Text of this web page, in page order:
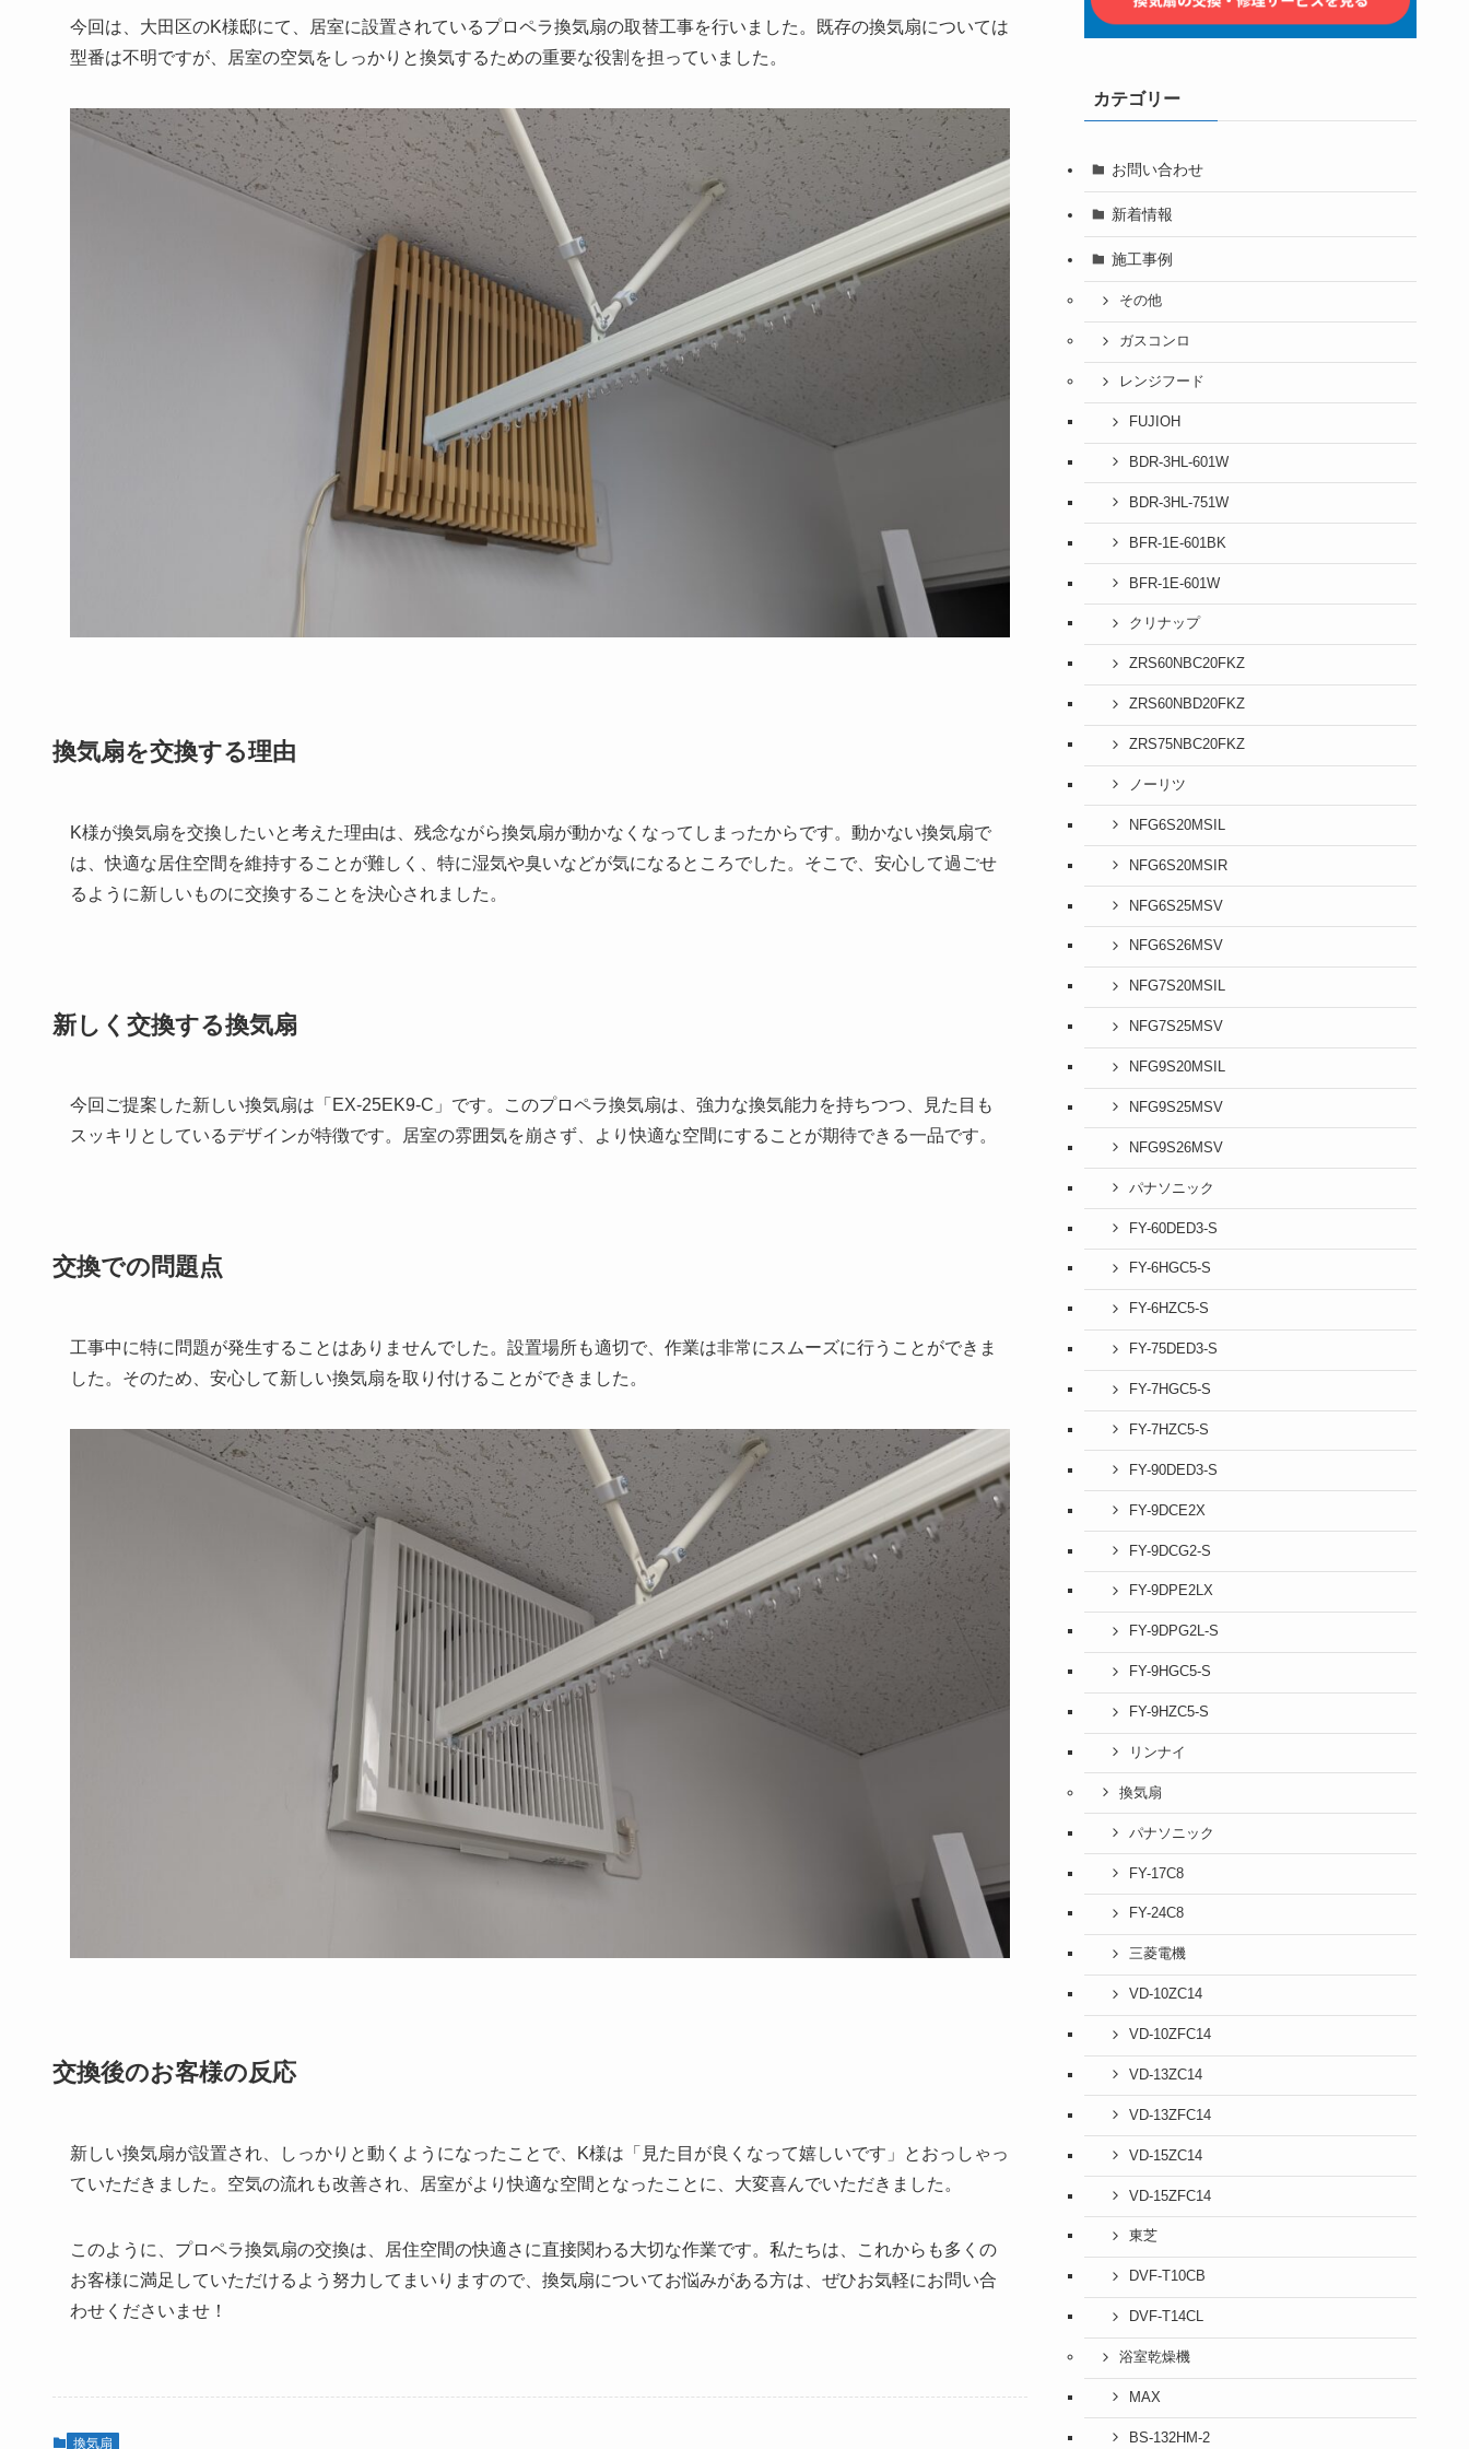
今回は、大田区のK様邸にて、居室に設置されているプロペラ換気扇の取替工事を行いました。既存の換気扇については
型番は不明ですが、居室の空気をしっかりと換気するための重要な役割を担っていました。
換気扇を交換する理由
K様が換気扇を交換したいと考えた理由は、残念ながら換気扇が動かなくなってしまったからです。動かない換気扇で
は、快適な居住空間を維持することが難しく、特に湿気や臭いなどが気になるところでした。そこで、安心して過ごせ
るように新しいものに交換することを決心されました。
新しく交換する換気扇
今回ご提案した新しい換気扇は「EX-25EK9-C」です。このプロペラ換気扇は、強力な換気能力を持ちつつ、見た目も
スッキリとしているデザインが特徴です。居室の雰囲気を崩さず、より快適な空間にすることが期待できる一品です。
交換での問題点
工事中に特に問題が発生することはありませんでした。設置場所も適切で、作業は非常にスムーズに行うことができま
した。そのため、安心して新しい換気扇を取り付けることができました。
交換後のお客様の反応
新しい換気扇が設置され、しっかりと動くようになったことで、K様は「見た目が良くなって嬉しいです」とおっしゃっ
ていただきました。空気の流れも改善され、居室がより快適な空間となったことに、大変喜んでいただきました。
このように、プロペラ換気扇の交換は、居住空間の快適さに直接関わる大切な作業です。私たちは、これからも多くの
お客様に満足していただけるよう努力してまいりますので、換気扇についてお悩みがある方は、ぜひお気軽にお問い合
わせくださいませ！
換気扇
カテゴリー
お問い合わせ
新着情報
施工事例
その他
ガスコンロ
レンジフード
FUJIOH
BDR-3HL-601W
BDR-3HL-751W
BFR-1E-601BK
BFR-1E-601W
クリナップ
ZRS60NBC20FKZ
ZRS60NBD20FKZ
ZRS75NBC20FKZ
ノーリツ
NFG6S20MSIL
NFG6S20MSIR
NFG6S25MSV
NFG6S26MSV
NFG7S20MSIL
NFG7S25MSV
NFG9S20MSIL
NFG9S25MSV
NFG9S26MSV
パナソニック
FY-60DED3-S
FY-6HGC5-S
FY-6HZC5-S
FY-75DED3-S
FY-7HGC5-S
FY-7HZC5-S
FY-90DED3-S
FY-9DCE2X
FY-9DCG2-S
FY-9DPE2LX
FY-9DPG2L-S
FY-9HGC5-S
FY-9HZC5-S
リンナイ
換気扇
パナソニック
FY-17C8
FY-24C8
三菱電機
VD-10ZC14
VD-10ZFC14
VD-13ZC14
VD-13ZFC14
VD-15ZC14
VD-15ZFC14
東芝
DVF-T10CB
DVF-T14CL
浴室乾燥機
MAX
BS-132HM-2